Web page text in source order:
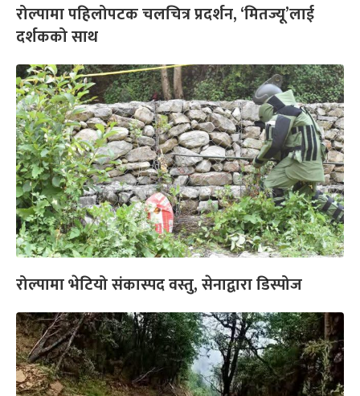
रोल्पामा पहिलोपटक चलचित्र प्रदर्शन, ‘मितज्यू’लाई
दर्शकको साथ
रोल्पामा भेटियो संकास्पद वस्तु, सेनाद्वारा डिस्पोज